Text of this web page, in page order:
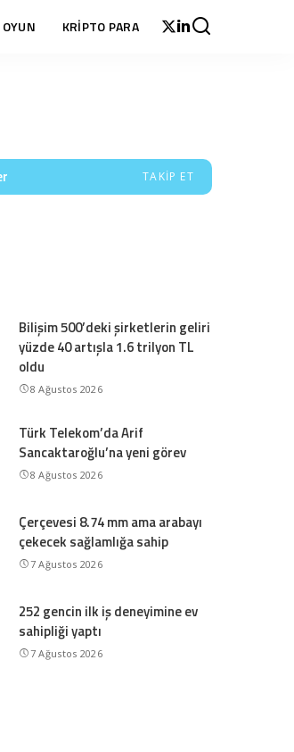
OYUN KRİPTO PARA
TAKIP ET
Bilişim 500’deki şirketlerin geliri
yüzde 40 artışla 1.6 trilyon TL
oldu
8 Ağustos 2026
Türk Telekom’da Arif
Sancaktaroğlu’na yeni görev
8 Ağustos 2026
Çerçevesi 8.74 mm ama arabayı
çekecek sağlamlığa sahip
7 Ağustos 2026
252 gencin ilk iş deneyimine ev
sahipliği yaptı
7 Ağustos 2026